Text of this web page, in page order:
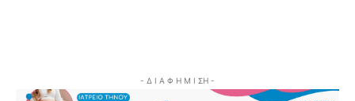
- Δ Ι Α Φ Η Μ Ι ΣΗ -